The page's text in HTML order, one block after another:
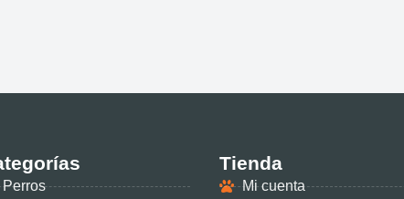
Perros
Tienda
Mi cuenta